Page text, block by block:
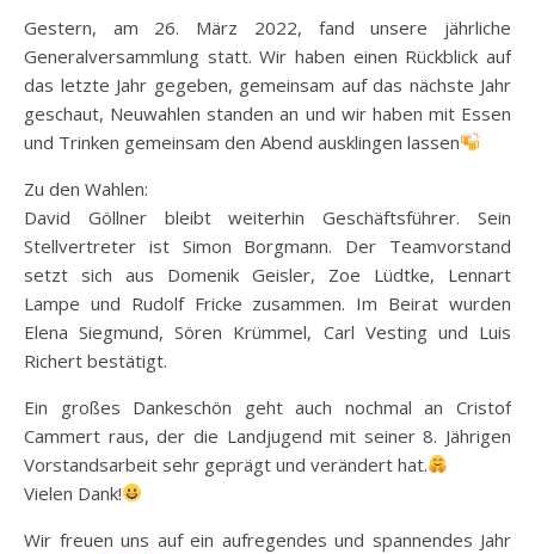
Gestern, am 26. März 2022, fand unsere jährliche
Generalversammlung statt. Wir haben einen Rückblick auf
das letzte Jahr gegeben, gemeinsam auf das nächste Jahr
geschaut, Neuwahlen standen an und wir haben mit Essen
und Trinken gemeinsam den Abend ausklingen lassen
Zu den Wahlen:
David Göllner bleibt weiterhin Geschäftsführer. Sein
Stellvertreter ist Simon Borgmann. Der Teamvorstand
setzt sich aus Domenik Geisler, Zoe Lüdtke, Lennart
Lampe und Rudolf Fricke zusammen. Im Beirat wurden
Elena Siegmund, Sören Krümmel, Carl Vesting und Luis
Richert bestätigt.
Ein großes Dankeschön geht auch nochmal an Cristof
Cammert raus, der die Landjugend mit seiner 8. Jährigen
Vorstandsarbeit sehr geprägt und verändert hat.
Vielen Dank!
Wir freuen uns auf ein aufregendes und spannendes Jahr